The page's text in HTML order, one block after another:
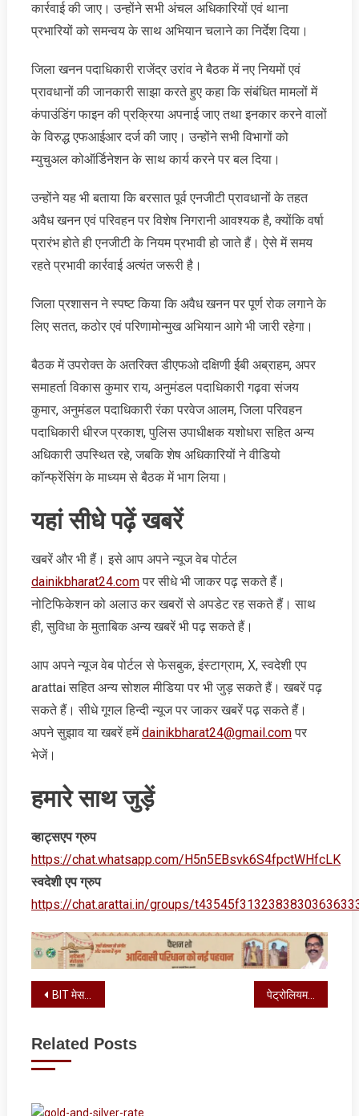
कार्रवाई की जाए। उन्होंने सभी अंचल अधिकारियों एवं थाना
प्रभारियों को समन्वय के साथ अभियान चलाने का निर्देश दिया।
जिला खनन पदाधिकारी राजेंद्र उरांव ने बैठक में नए नियमों एवं
प्रावधानों की जानकारी साझा करते हुए कहा कि संबंधित मामलों में
कंपाउंडिंग फाइन की प्रक्रिया अपनाई जाए तथा इनकार करने वालों
के विरुद्ध एफआईआर दर्ज की जाए। उन्होंने सभी विभागों को
म्युचुअल कोऑर्डिनेशन के साथ कार्य करने पर बल दिया।
उन्होंने यह भी बताया कि बरसात पूर्व एनजीटी प्रावधानों के तहत
अवैध खनन एवं परिवहन पर विशेष निगरानी आवश्यक है, क्योंकि वर्षा
प्रारंभ होते ही एनजीटी के नियम प्रभावी हो जाते हैं। ऐसे में समय
रहते प्रभावी कार्रवाई अत्यंत जरूरी है।
जिला प्रशासन ने स्पष्ट किया कि अवैध खनन पर पूर्ण रोक लगाने के
लिए सतत, कठोर एवं परिणामोन्मुख अभियान आगे भी जारी रहेगा।
बैठक में उपरोक्त के अतरिक्त डीएफओ दक्षिणी ईबी अब्राहम, अपर
समाहर्ता विकास कुमार राय, अनुमंडल पदाधिकारी गढ़वा संजय
कुमार, अनुमंडल पदाधिकारी रंका परवेज आलम, जिला परिवहन
पदाधिकारी धीरज प्रकाश, पुलिस उपाधीक्षक यशोधरा सहित अन्य
अधिकारी उपस्थित रहे, जबकि शेष अधिकारियों ने वीडियो
कॉन्फ्रेंसिंग के माध्यम से बैठक में भाग लिया।
यहां सीधे पढ़ें खबरें
खबरें और भी हैं। इसे आप अपने न्‍यूज वेब पोर्टल
dainikbharat24.comपर सीधे भी जाकर पढ़ सकते हैं।
नोटिफिकेशन को अलाउ कर खबरों से अपडेट रह सकते हैं। साथ
ही, सुविधा के मुताबिक अन्‍य खबरें भी पढ़ सकते हैं।
आप अपने न्‍यूज वेब पोर्टल से फेसबुक, इंस्‍टाग्राम, X, स्‍वदेशी एप
arattai सहित अन्‍य सोशल मीडिया पर भी जुड़ सकते हैं। खबरें पढ़
सकते हैं। सीधे गूगल हिन्‍दी न्‍यूज पर जाकर खबरें पढ़ सकते हैं।
अपने सुझाव या खबरें हमेंdainikbharat24@gmail.comपर
भेजें।
हमारे साथ जुड़ें
व्‍हाट्सएप ग्रुप
https://chat.whatsapp.com/H5n5EBsvk6S4fpctWHfcLK
स्‍वदेशी एप ग्रुप
https://chat.arattai.in/groups/
Post
BIT मेसरा की पहल: इंटरनेट पर अब संथाली, नागपुरी और बांग्ला में ट्रांसलेशन आसान पेट्रोलियम डीलर एसोसिएशन को अब आश्वासन नहीं, एक्शन चाहिए
Related Posts